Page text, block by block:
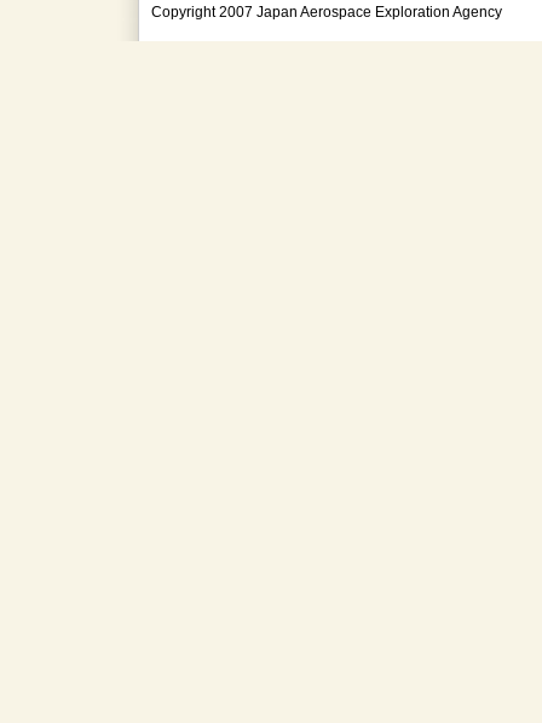
Copyright 2007 Japan Aerospace Exploration Agency